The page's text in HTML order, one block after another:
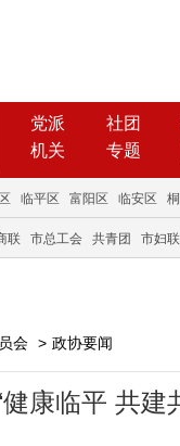
党派 社团
机关
专题
临平区 富阳区 临安区
联 市总工会 共青团 市妇联
会 > 政协要闻
康临平 共建